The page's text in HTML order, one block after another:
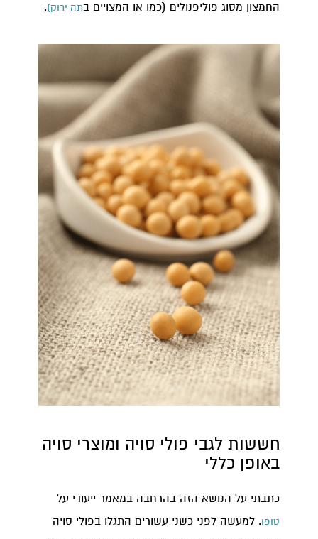
החמצון מסוג פוליפנולים (כמו או המצויים בתה ירוק).
חששות לגבי פולי סויה ומוצרי סויה
באופן כללי
כתבתי על הנושא הזה בהרחבה במאמר ייעודי על
טופו. למעשה לפני כשני עשורים התגלו בפולי סויה